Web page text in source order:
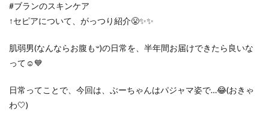
#ブランのスキンケア
↑セピアについて、がっつり紹介😤✨✨
肌弱男(なんならお腹も𐤔)の日常を、半年間お届けできたら良いな
って☺️💙
日常ってことで、今回は、ぶーちゃんはパジャマ姿で…😂(おきゃ
わ🤍)